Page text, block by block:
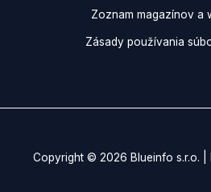
Zoznam magazínov a
Zásady používania
Copyright © 2026 Blueinfo s.r.o. |